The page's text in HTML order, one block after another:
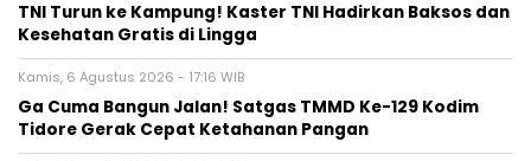
TNI Turun ke Kampung! Kaster TNI Hadirkan Baksos dan
Kesehatan Gratis di Lingga
Kamis, 6 Agustus 2026 - 17:16 WIB
Ga Cuma Bangun Jalan! Satgas TMMD Ke-129 Kodim
Tidore Gerak Cepat Ketahanan Pangan